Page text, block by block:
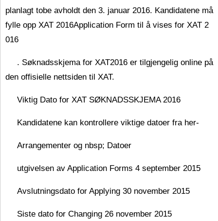
planlagt tobe avholdt den 3. januar 2016. Kandidatene må
fylle opp XAT 2016Application Form til å vises for XAT 2
016
. Søknadsskjema for XAT2016 er tilgjengelig online på
den offisielle nettsiden til XAT.
Viktig Dato for XAT SØKNADSSKJEMA 2016
Kandidatene kan kontrollere viktige datoer fra her-
Arrangementer og nbsp; Datoer
utgivelsen av Application Forms 4 september 2015
Avslutningsdato for Applying 30 november 2015
Siste dato for Changing 26 november 2015